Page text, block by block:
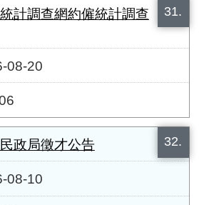
31.
計調查網約僱統計調查
08-20
32.
政局徵才公告
08-10